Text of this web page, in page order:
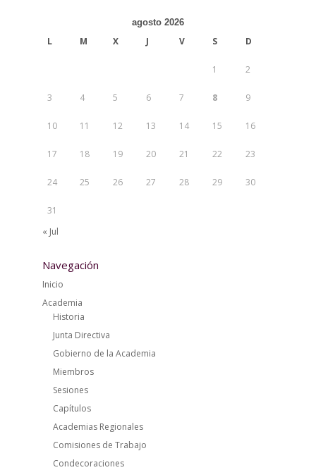
agosto 2026
L M X J V S D
1 2
3 4 5 6 7 8 9
10 11 12 13 14 15 16
17 18 19 20 21 22 23
24 25 26 27 28 29 30
31
« Jul
Navegación
Inicio
Academia
Historia
Junta Directiva
Gobierno de la Academia
Miembros
Sesiones
Capítulos
Academias Regionales
Comisiones de Trabajo
Condecoraciones